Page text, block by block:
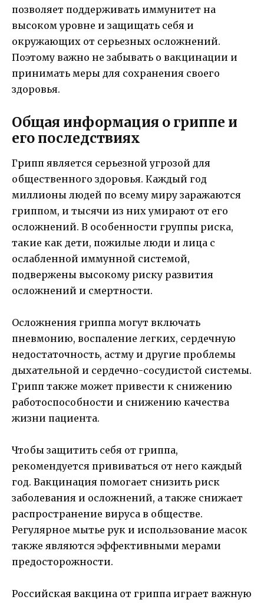
позволяет поддерживать иммунитет на
высоком уровне и защищать себя и
окружающих от серьезных осложнений.
Поэтому важно не забывать о вакцинации и
принимать меры для сохранения своего
здоровья.
Общая информация о гриппе и
его последствиях
Грипп является серьезной угрозой для
общественного здоровья. Каждый год
миллионы людей по всему миру заражаются
гриппом, и тысячи из них умирают от его
осложнений. В особенности группы риска,
такие как дети, пожилые люди и лица с
ослабленной иммунной системой,
подвержены высокому риску развития
осложнений и смертности.
Осложнения гриппа могут включать
пневмонию, воспаление легких, сердечную
недостаточность, астму и другие проблемы
дыхательной и сердечно-сосудистой системы.
Грипп также может привести к снижению
работоспособности и снижению качества
жизни пациента.
Чтобы защитить себя от гриппа,
рекомендуется прививаться от него каждый
год. Вакцинация помогает снизить риск
заболевания и осложнений, а также снижает
распространение вируса в обществе.
Регулярное мытье рук и использование масок
также являются эффективными мерами
предосторожности.
Российская вакцина от гриппа играет важную